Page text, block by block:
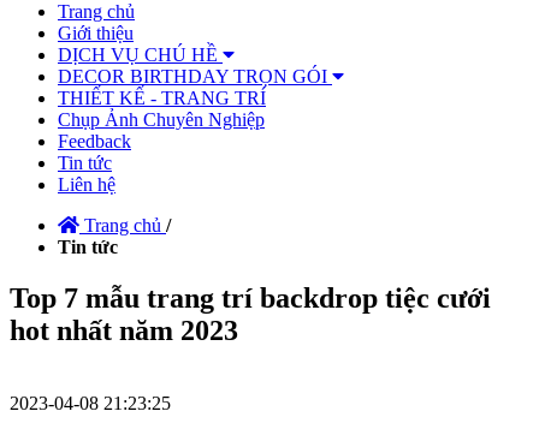
Trang chủ
Giới thiệu
DỊCH VỤ CHÚ HỀ
DECOR BIRTHDAY TRỌN GÓI
THIẾT KẾ - TRANG TRÍ
Chụp Ảnh Chuyên Nghiệp
Feedback
Tin tức
Liên hệ
Trang chủ /
Tin tức
Top 7 mẫu trang trí backdrop tiệc cưới
hot nhất năm 2023
2023-04-08 21:23:25